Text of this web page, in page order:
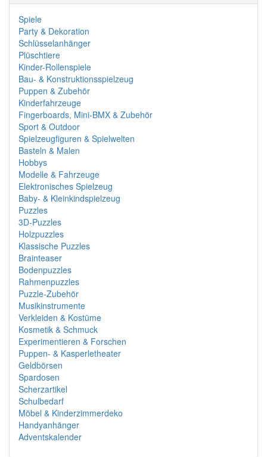
Spiele
Party & Dekoration
Schlüsselanhänger
Plüschtiere
Kinder-Rollenspiele
Bau- & Konstruktionsspielzeug
Puppen & Zubehör
Kinderfahrzeuge
Fingerboards, Mini-BMX & Zubehör
Sport & Outdoor
Spielzeugfiguren & Spielwelten
Basteln & Malen
Hobbys
Modelle & Fahrzeuge
Elektronisches Spielzeug
Baby- & Kleinkindspielzeug
Puzzles
3D-Puzzles
Holzpuzzles
Klassische Puzzles
Brainteaser
Bodenpuzzles
Rahmenpuzzles
Puzzle-Zubehör
Musikinstrumente
Verkleiden & Kostüme
Kosmetik & Schmuck
Experimentieren & Forschen
Puppen- & Kasperletheater
Geldbörsen
Spardosen
Scherzartikel
Schulbedarf
Möbel & Kinderzimmerdeko
Handyanhänger
Adventskalender